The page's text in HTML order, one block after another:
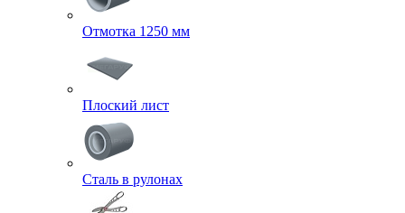
Отмотка 1250 мм
Плоский лист
Сталь в рулонах